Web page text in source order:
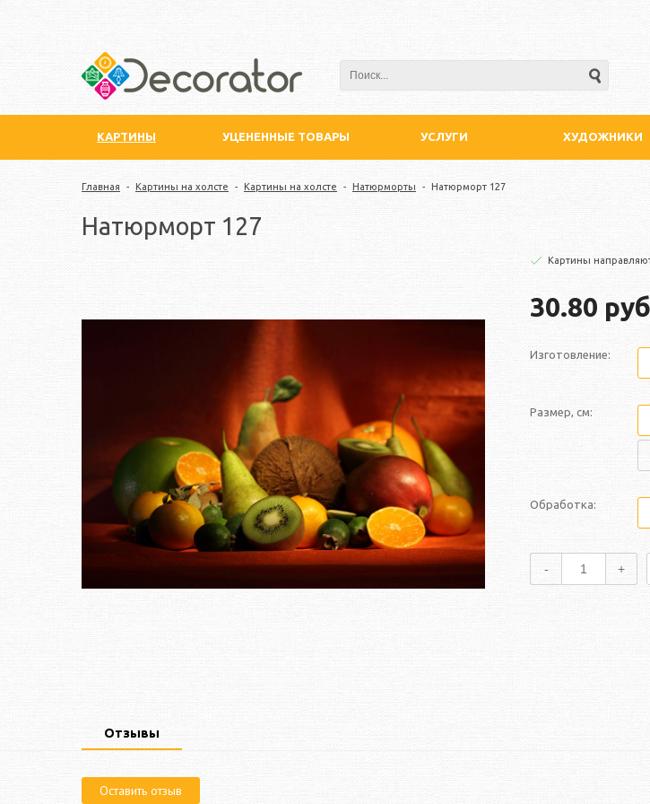
КАРТИНЫ УЦЕНЕННЫЕ ТОВАРЫ УСЛУГИ ХУДОЖНИКИ
Главная - Картины на холсте - Картины на холсте - Натюрморты - Натюрморт 127
Натюрморт 127
Картины
30.80
Изготовление:
Размер, см:
Обработка:
- +
Отзывы
Оставить отзыв